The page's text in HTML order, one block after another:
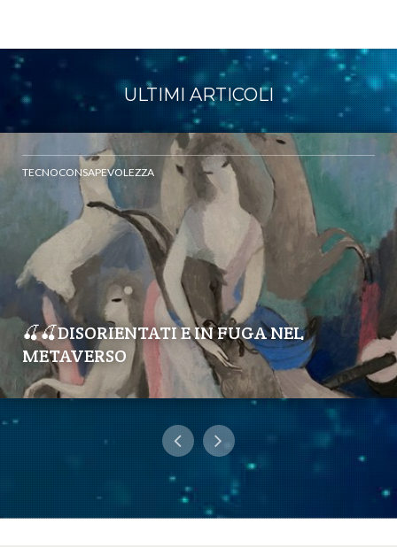
ULTIMI ARTICOLI
TECNOCONSAPEVOLEZZA
🍒🍒DISORIENTATI E IN FUGA NEL
METAVERSO